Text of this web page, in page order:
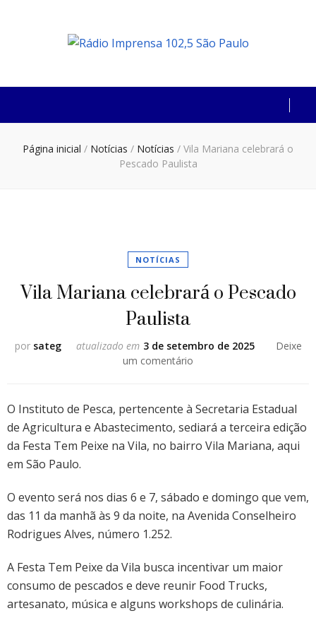
Rádio Imprensa
102,5 São Paulo
Página inicial / Notícias / Notícias / Vila Mariana celebrará o
Pescado Paulista
NOTÍCIAS
Vila Mariana celebrará o Pescado
Paulista
por sateg atualizado em 3 de setembro de 2025
Deixe
um comentário
celebrará
Pescado
Paulista
O Instituto de Pesca, pertencente à Secretaria Estadual
de Agricultura e Abastecimento, sediará a terceira edição
da Festa Tem Peixe na Vila, no bairro Vila Mariana, aqui
em São Paulo.
O evento será nos dias 6 e 7, sábado e domingo que vem,
das 11 da manhã às 9 da noite, na Avenida Conselheiro
Rodrigues Alves, número 1.252.
A Festa Tem Peixe da Vila busca incentivar um maior
consumo de pescados e deve reunir Food Trucks,
artesanato, música e alguns workshops de culinária.